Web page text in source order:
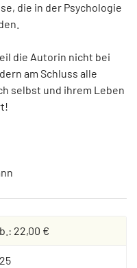
die in der Psychologie
die Autorin nicht bei
am Schluss alle
selbst und ihrem Leben
22,00 €